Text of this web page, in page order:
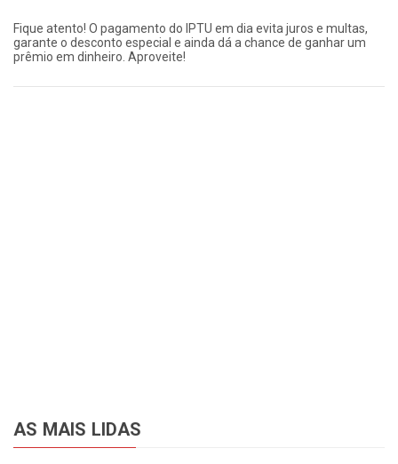
Fique atento! O pagamento do IPTU em dia evita juros e multas,
garante o desconto especial e ainda dá a chance de ganhar um
prêmio em dinheiro. Aproveite!
AS MAIS LIDAS